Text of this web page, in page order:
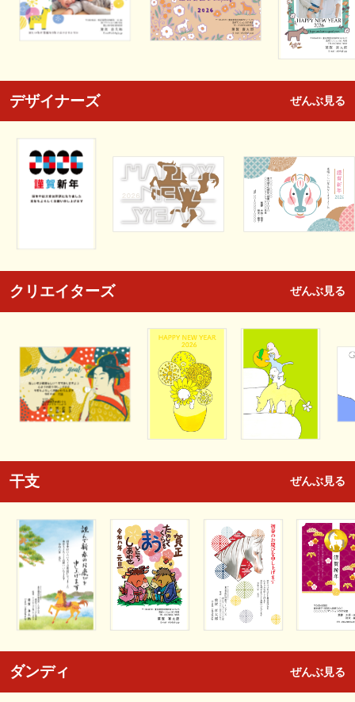
デザイナーズ ぜんぶ見る
クリエイターズ ぜんぶ見る
干支 ぜんぶ見る
ダンディ ぜんぶ見る